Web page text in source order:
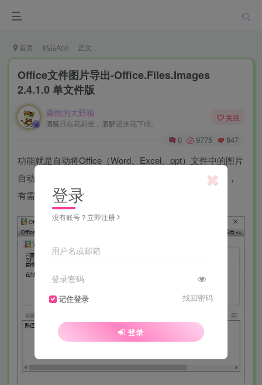
首页 精品App 正文
Office文件图片导出-Office.Files.Images
2.4.1.0 单文件版
勇敢的大野狼
酒醒只在花前坐，酒醉还来花下眠。
关注
0 9775 947
功能就是自动将Office（Word、Excel、ppt）文件中的图片
自动导出，适合提取文档里大量的图片，操作简单容易，
有需自取。登录
没有账号？立即注册
用户名或邮箱
登录密码
记住登录 找回密码
登录